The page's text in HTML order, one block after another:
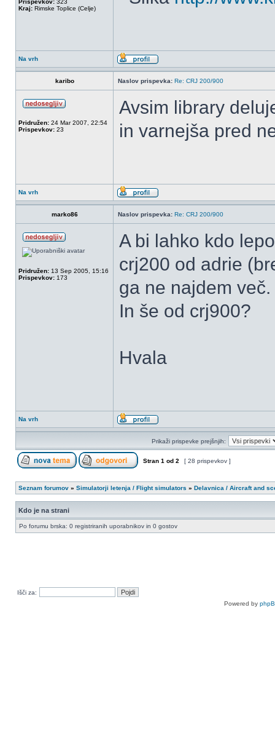
Prispevkov: 323
Kraj: Rimske Toplice (Celje)
Na vrh
karibo Naslov prispevka: Re: CRJ 200/900
Pridružen: 24 Mar 2007, 22:54
Prispevkov: 23
Avsim library
in varnejša pred
Na vrh
marko86 Naslov prispevka: Re: CRJ 200/900
Pridružen: 13 Sep 2005, 15:16
Prispevkov: 173
A bi lahko kdo
crj200 od adrie
ga ne najdem
In še od crj900?
Hvala
Na vrh
Prikaži prispevke prejšnjih:
Stran 1 od 2 [ 28 prispevkov ]
Seznam forumov » Simulatorji letenja / Flight simulators » Delavnica / Aircraft and
Kdo je na strani
Po forumu brska: 0 registriranih uporabnikov in 0 gostov
Išči za:
Powered by